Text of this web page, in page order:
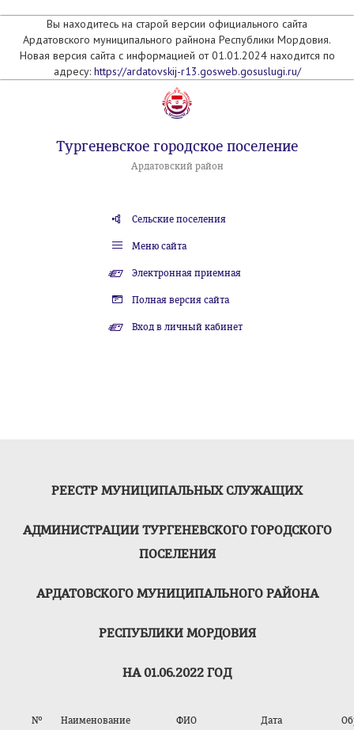
Вы находитесь на старой версии официального сайта
Ардатовского муниципального райнона Республики Мордовия.
Новая версия сайта с информацией от 01.01.2024 находится по
адресу: https://ardatovskij-r13.gosweb.gosuslugi.ru/
Тургеневское городское поселение
Ардатовский район
Сельские поселения
Меню сайта
Электронная приемная
Полная версия сайта
Вход в личный кабинет
РЕЕСТР МУНИЦИПАЛЬНЫХ СЛУЖАЩИХ
АДМИНИСТРАЦИИ ТУРГЕНЕВСКОГО ГОРОДСКОГО
ПОСЕЛЕНИЯ
АРДАТОВСКОГО МУНИЦИПАЛЬНОГО РАЙОНА
РЕСПУБЛИКИ МОРДОВИЯ
НА 01.06.2022 ГОД
№
Наименование
ФИО
Дата